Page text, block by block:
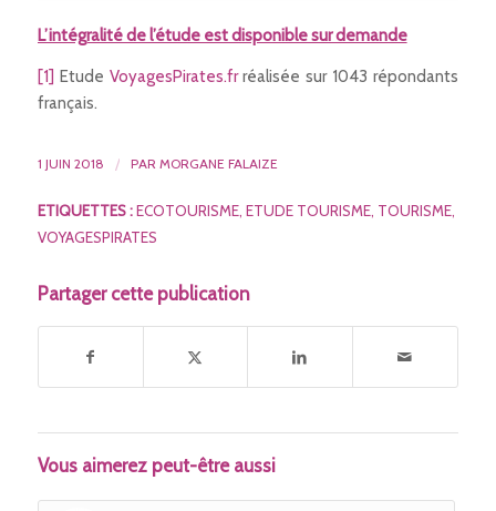
L’intégralité de l’étude est disponible sur demande
[1] Etude VoyagesPirates.frréalisée sur 1043 répondants
français.
1 JUIN 2018 / PAR MORGANE FALAIZE
ETIQUETTES : ECOTOURISME, ETUDE TOURISME, TOURISME,
VOYAGESPIRATES
Partager cette publication
Vous aimerez peut-être aussi